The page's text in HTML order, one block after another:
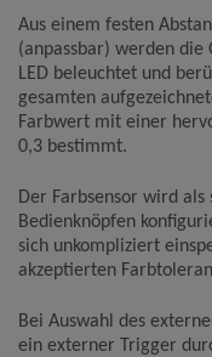
Aus einem festen
(anpassbar) werden
LED beleuchtet und
gesamten
Farbwert mit einer
0,3 bestimmt.
Der Farbsensor wird
Bedienknöpfen
sich unkompliziert
akzeptierten
Bei Auswahl des
ein externer Trigger
Name
Anbieter
Zweck
Cookie Laufzeit
2